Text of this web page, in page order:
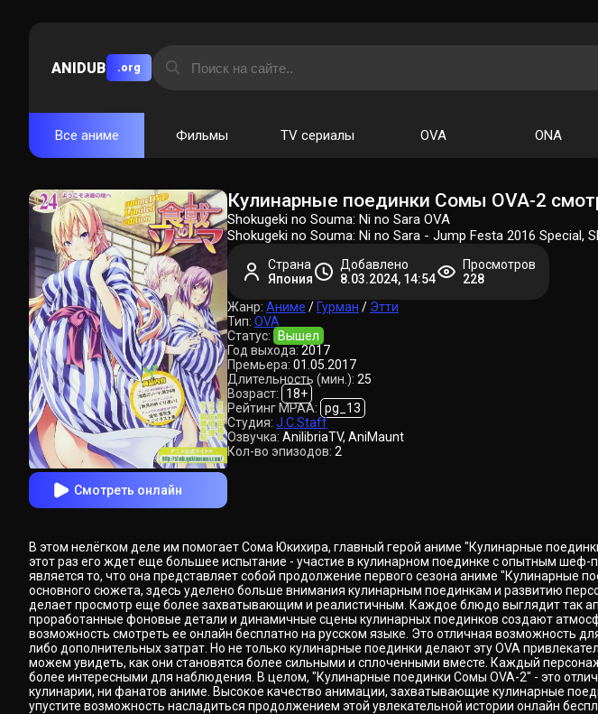
ANIDUB .org
Все аниме Фильмы TV сериалы OVA ONA
Смотреть онлайн
Кулинарные поединки Сомы OVA-2
Shokugeki no Souma: Ni no Sara OVA
Shokugeki no Souma: Ni no Sara - Jump Festa 2016 Special,
Страна
Япония
Добавлено
8.03.2024, 14:54
Просмотров
228
Жанр: Аниме / Гурман / Этти
Тип: OVA
Статус:
Вышел
Год выхода: 2017
Премьера: 01.05.2017
Длительность (мин.): 25
Возраст:
18+
Рейтинг MPAA: pg_13
Студия: J.C.Staff
Озвучка: AnilibriaTV, AniMaunt
Кол-во эпизодов: 2
В этом нелёгком деле им помогает Сома Юкихира, главный герой аниме "Кулинарные
этот раз его ждет еще большее испытание - участие в кулинарном поединке с опытным шеф-
является то, что она представляет собой продолжение первого сезона аниме "Кулинарные
основного сюжета, здесь уделено больше внимания кулинарным поединкам и развитию
делает просмотр еще более захватывающим и реалистичным. Каждое блюдо выглядит так
проработанные фоновые детали и динамичные сцены кулинарных поединков создают
возможность смотреть ее онлайн бесплатно на русском языке. Это отличная возможность
либо дополнительных затрат. Но не только кулинарные поединки делают эту OVA
можем увидеть, как они становятся более сильными и сплоченными вместе. Каждый
более интересными для наблюдения. В целом, "Кулинарные поединки Сомы OVA-2" - это
кулинарии, ни фанатов аниме. Высокое качество анимации, захватывающие кулинарные
упустите возможность насладиться продолжением этой увлекательной истории онлайн